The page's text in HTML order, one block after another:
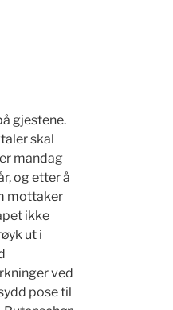
gjestene.
skal
mandag
og etter å
mottaker
ikke
ut i
ved
pose til